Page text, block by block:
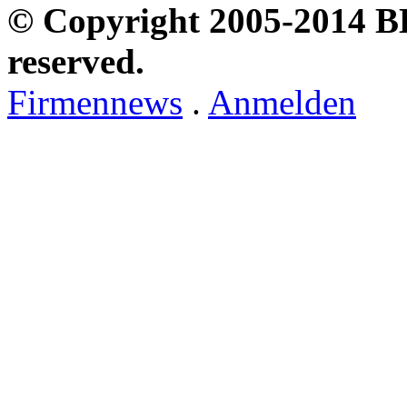
© Copyright 2005-2014
reserved.
Firmennews . Anmelden